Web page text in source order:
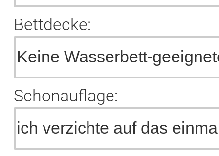
Bettdecke:
Schonauflage: